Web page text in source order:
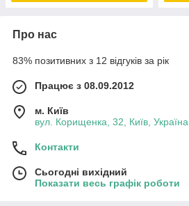
Про нас
83% позитивних з 12 відгуків за рік
Працює з 08.09.2012
м. Київ
вул. Корищенка, 32, Київ, Україна
Контакти
Сьогодні вихідний
Показати весь графік роботи